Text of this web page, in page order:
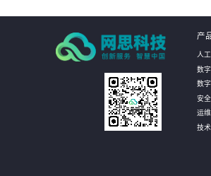
产
人
数
数
安
运
技